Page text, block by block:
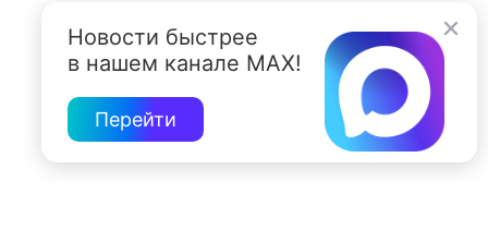
Новости быстрее
в нашем канале MAX!
Перейти